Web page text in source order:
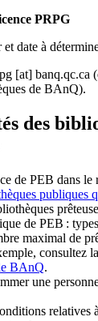
PRPG
date à
[at] banq.qc.ca
de BAnQ).
des
de PEB dans le
publiques
de PEB :
maximal de
consultez la
BAnQ.
une
relatives